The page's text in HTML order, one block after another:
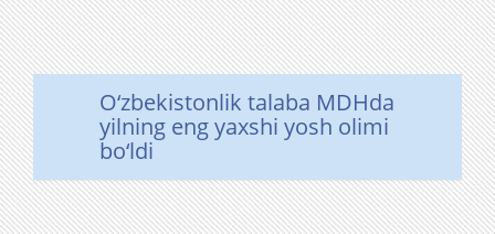
O‘zbekistonlik talaba MDHda
yilning eng yaxshi yosh olimi
bo‘ldi